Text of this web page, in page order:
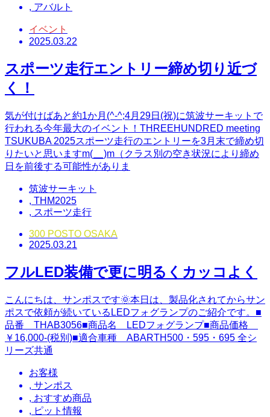
, アバルト
イベント
2025.03.22
スポーツ走行エントリー締め切り近づ
く！
気が付けばあと約1か月(^-^;4月29日(祝)に筑波サーキットで
行われる今年最大のイベント！THREEHUNDRED meeting
TSUKUBA 2025スポーツ走行のエントリーを3月末で締め切
りたいと思いますm(__)m（クラス別の空き状況により締め
日を前後する可能性がありま
筑波サーキット
, THM2025
, スポーツ走行
300 POSTO OSAKA
2025.03.21
フルLED装備で更に明るくカッコよく
こんにちは、サンポスです🌞本日は、製品化されてからサン
ポスで依頼が続いているLEDフォグランプのご紹介です。■
品番 THAB3056■商品名 LEDフォグランプ■商品価格
￥16,000-(税別)■適合車種 ABARTH500・595・695 全シ
リーズ共通
お客様
, サンポス
, おすすめ商品
, ピット情報